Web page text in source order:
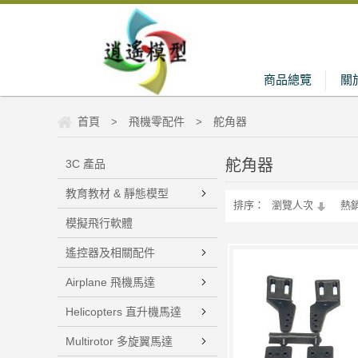
商品總覽 關
首頁 > 飛機零配件 > 舵角器
3C 產品
教育教材 & 靜態模型
模擬飛行軟體
遙控器及相關配件
Airplane 飛機馬達
Helicopters 直升機馬達
Multirotor 多旋翼馬達
舵角器
排序： 瀏覽人次 熱